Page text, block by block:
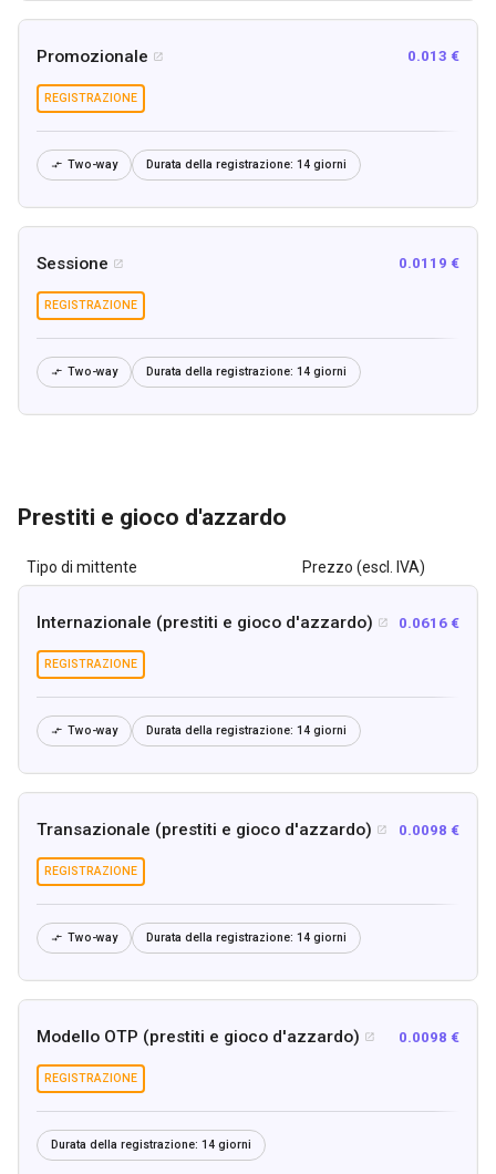
Promozionale  0.013 €
REGISTRAZIONE
 Two-way Durata della registrazione: 14 giorni
Sessione  0.0119 €
REGISTRAZIONE
 Two-way Durata della registrazione: 14 giorni
Prestiti e gioco d'azzardo
Tipo di mittente Prezzo (escl. IVA)
Internazionale (prestiti e gioco d'azzardo)  0.0616 €
REGISTRAZIONE
 Two-way Durata della registrazione: 14 giorni
Transazionale (prestiti e gioco d'azzardo)  0.0098 €
REGISTRAZIONE
 Two-way Durata della registrazione: 14 giorni
Modello OTP (prestiti e gioco d'azzardo)  0.0098 €
REGISTRAZIONE
Durata della registrazione: 14 giorni